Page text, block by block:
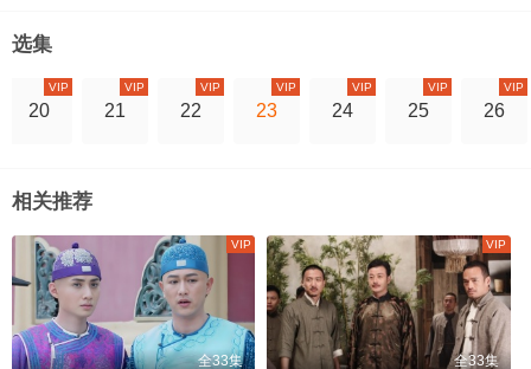
选集
20
VIP
21
VIP
22
VIP
23
VIP
24
VIP
25
VIP
26
VIP
相关推荐
全33集 全33集